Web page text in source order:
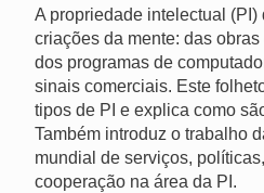
A propriedade intelectual
criações da mente: das
dos programas de
sinais comerciais. Este
tipos de PI e explica como
Também introduz o trabalho
mundial de serviços,
cooperação na área da PI.